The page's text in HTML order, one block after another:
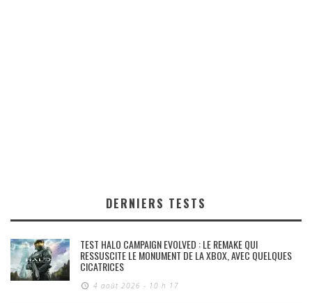
DERNIERS TESTS
TEST HALO CAMPAIGN EVOLVED : LE REMAKE QUI
RESSUSCITE LE MONUMENT DE LA XBOX, AVEC QUELQUES
CICATRICES
4 août 2026 - 10 h 17